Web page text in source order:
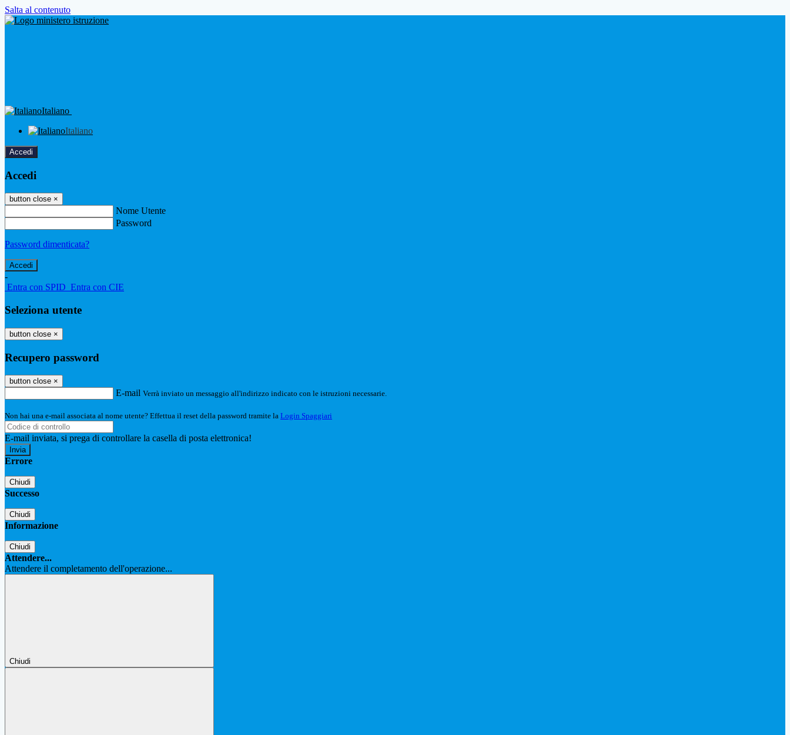
Salta al contenuto
Italiano
Italiano
Accedi
Accedi
button close ×
Nome Utente
Password
Password dimenticata?
-
Entra con SPID Entra con CIE
Seleziona utente
button close ×
Recupero password
button close ×
E-mail Verrà inviato un messaggio all'indirizzo indicato con le istruzioni necessarie.
Non hai una e-mail associata al nome utente? Effettua il reset della password tramite la Login Spaggiari
E-mail inviata, si prega di controllare la casella di posta elettronica!
Errore
Chiudi
Successo
Chiudi
Informazione
Chiudi
Attendere...
Attendere il completamento dell'operazione...
Chiudi